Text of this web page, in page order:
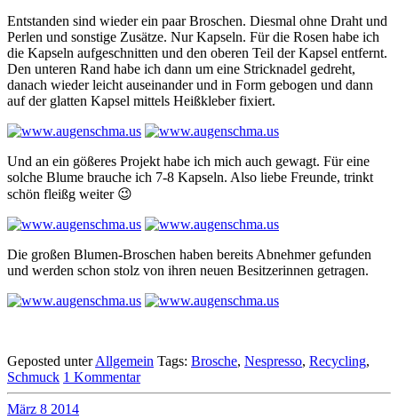
Entstanden sind wieder ein paar Broschen. Diesmal ohne Draht und
Perlen und sonstige Zusätze. Nur Kapseln. Für die Rosen habe ich
die Kapseln aufgeschnitten und den oberen Teil der Kapsel entfernt.
Den unteren Rand habe ich dann um eine Stricknadel gedreht,
danach wieder leicht auseinander und in Form gebogen und dann
auf der glatten Kapsel mittels Heißkleber fixiert.
Und an ein gößeres Projekt habe ich mich auch gewagt. Für eine
solche Blume brauche ich 7-8 Kapseln. Also liebe Freunde, trinkt
schön fleißg weiter 😉
Die großen Blumen-Broschen haben bereits Abnehmer gefunden
und werden schon stolz von ihren neuen Besitzerinnen getragen.
Geposted unterAllgemein Tags: Brosche, Nespresso, Recycling,
Schmuck 1 Kommentar
März 8 2014